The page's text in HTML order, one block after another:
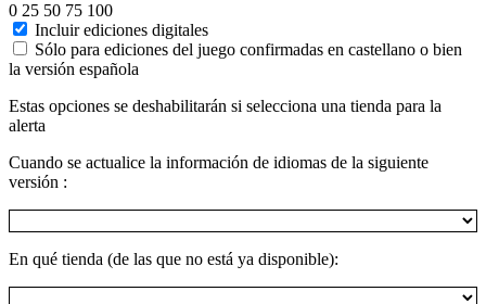
0 25 50 75 100
Incluir ediciones digitales
Sólo para ediciones del juego confirmadas en castellano o bien
la versión española
Estas opciones se deshabilitarán si selecciona una tienda para la
alerta
Cuando se actualice la información de idiomas de la siguiente
versión :
En qué tienda (de las que no está ya disponible):